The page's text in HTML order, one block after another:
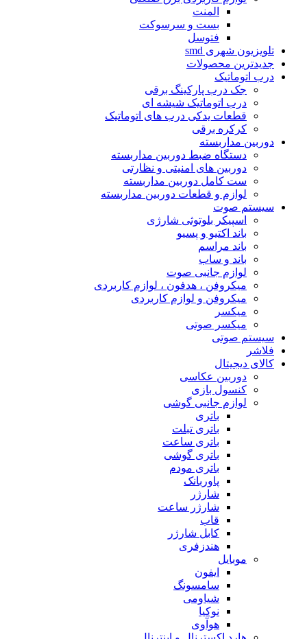
المنت
بست و سرسوکت
فتوسل
تلویزیون شهرى smd
جدیدترین محصولات
درب اتوماتیک
جک درب پارکینگ برقی
درب اتوماتیک شیشه ای
قطعات یدکی درب های اتوماتیک
کرکره برقی
دوربین مداربسته
دستگاه ضبط دوربین مداربسته
دوربین های امنیتی و نظارتی
ست کامل دوربین مداربسته
لوازم و قطعات دوربین مداربسته
سیستم صوت
اسپیکر بلوتوثى شارژى
باند اکتیو و پسیو
باند مراسم
باند و ساب
لوازم جانبی صوت
میکروفن ، هدفون ، لوازم کاربردى
میکروفن و لوازم کاربردى
میکسر
میکسر صوتی
سیستم صوتی
فلاشر
کالای دیجیتال
دوربین عکاسی
کنسول بازی
لوازم جانبی گوشی
باتری
باتری تبلت
باتری ساعت
باتری گوشی
باتری مودم
پاوربانک
شارژر
شارژر ساعت
قاب
کابل شارژر
هندزفری
موبایل
ایفون
سامسونگ
شیاومی
نوکیا
هوآوی